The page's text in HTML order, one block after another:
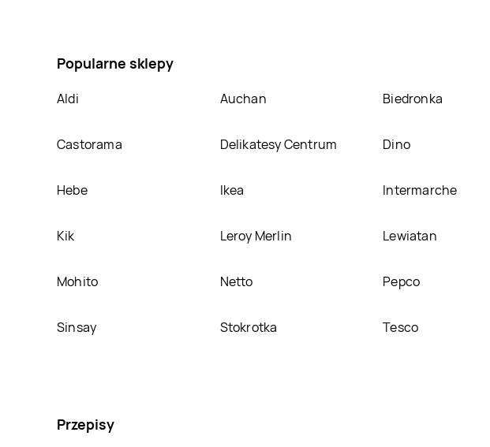
Popularne sklepy
Aldi Auchan Biedronka
Castorama Delikatesy Centrum Dino
Hebe Ikea Intermarche
Kik Leroy Merlin Lewiatan
Mohito Netto Pepco
Sinsay Stokrotka Tesco
Przepisy